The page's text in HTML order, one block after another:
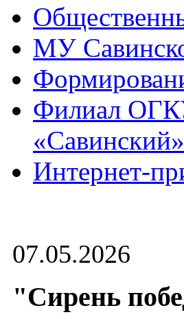
МУ
Филиал
«Савинский»
Интернет-
07.05.2026
"Сирень